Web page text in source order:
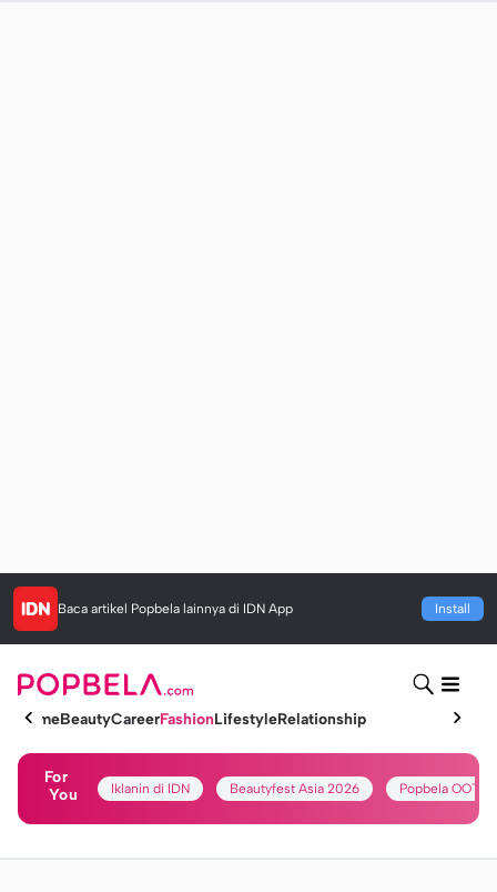
Baca artikel Popbela lainnya di IDN App Install
HomeBeautyCareerFashionLifestyleRelationship
For
You
Iklanin di IDN Beautyfest Asia 2026 Popbela OOTD